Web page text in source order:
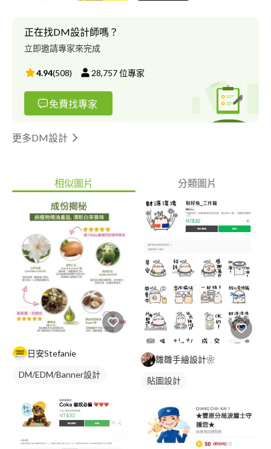
正在找DM設計師嗎？
立即邀請專家來完成
4.94(508) 28,757位專家
免費找專家
更多DM設計
相似圖片 分類圖片
日安Stefanie
DM/EDM/Banner設計
雛雛手繪設計❀
貼圖設計